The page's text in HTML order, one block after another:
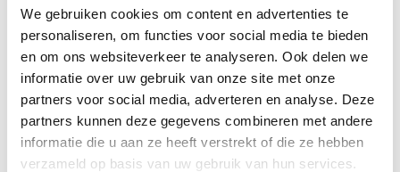
We gebruiken cookies om content en advertenties te
personaliseren, om functies voor social media te bieden
en om ons websiteverkeer te analyseren. Ook delen we
informatie over uw gebruik van onze site met onze
partners voor social media, adverteren en analyse. Deze
partners kunnen deze gegevens combineren met andere
informatie die u aan ze heeft verstrekt of die ze hebben
verzameld op basis van uw gebruik van hun services.
Nieuwe Eerdsebaan 16, 5482 VS Schijndel Nederland
CoC no.: 62140957
VAT number: NL854680950B01
(+31) 73 203 2487
(+31) 73 203 2487